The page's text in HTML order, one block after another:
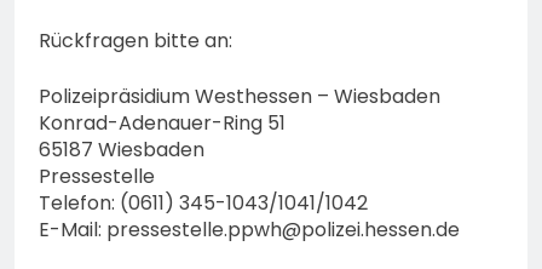
Rückfragen bitte an:
Polizeipräsidium Westhessen – Wiesbaden
Konrad-Adenauer-Ring 51
65187 Wiesbaden
Pressestelle
Telefon: (0611) 345-1043/1041/1042
E-Mail: pressestelle.ppwh@polizei.hessen.de